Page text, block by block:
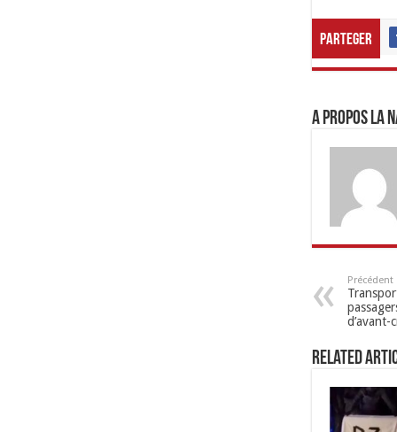
Parteger
A propos LA
Précédent
d’avant-
Related